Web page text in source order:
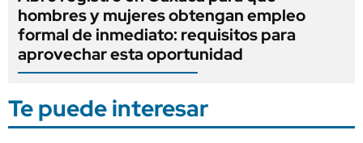
hombres y mujeres obtengan empleo
formal de inmediato: requisitos para
aprovechar esta oportunidad
Te puede interesar